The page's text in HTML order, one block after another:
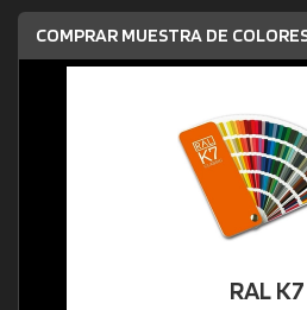
COMPRAR MUESTRA DE
RAL K7